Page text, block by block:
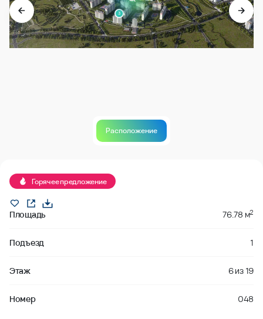
3
Расположение
Горячее предложение
Площадь 76.78 м2
Подъезд 1
Этаж 6из19
Номер 048